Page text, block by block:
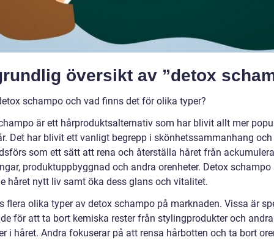
översikt av ”detox
schampo och vad finns det för olika typer?
är ett hårproduktsalternativ som har blivit allt mer
Det har blivit ett vanligt begrepp i skönhetssammanhang och
som ett sätt att rena och återställa håret från
produktuppbyggnad och andra orenheter. Detox schampo
håret nytt liv samt öka dess glans och vitalitet.
flera olika typer av detox schampo på marknaden. Vissa är
för att ta bort kemiska rester från stylingprodukter och andra
i håret. Andra fokuserar på att rensa hårbotten och ta bort